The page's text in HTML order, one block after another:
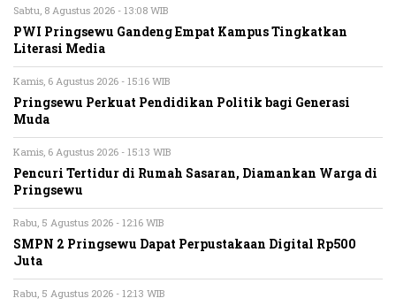
Sabtu, 8 Agustus 2026 - 13:08 WIB
PWI Pringsewu Gandeng Empat Kampus Tingkatkan
Literasi Media
Kamis, 6 Agustus 2026 - 15:16 WIB
Pringsewu Perkuat Pendidikan Politik bagi Generasi
Muda
Kamis, 6 Agustus 2026 - 15:13 WIB
Pencuri Tertidur di Rumah Sasaran, Diamankan Warga di
Pringsewu
Rabu, 5 Agustus 2026 - 12:16 WIB
SMPN 2 Pringsewu Dapat Perpustakaan Digital Rp500
Juta
Rabu, 5 Agustus 2026 - 12:13 WIB